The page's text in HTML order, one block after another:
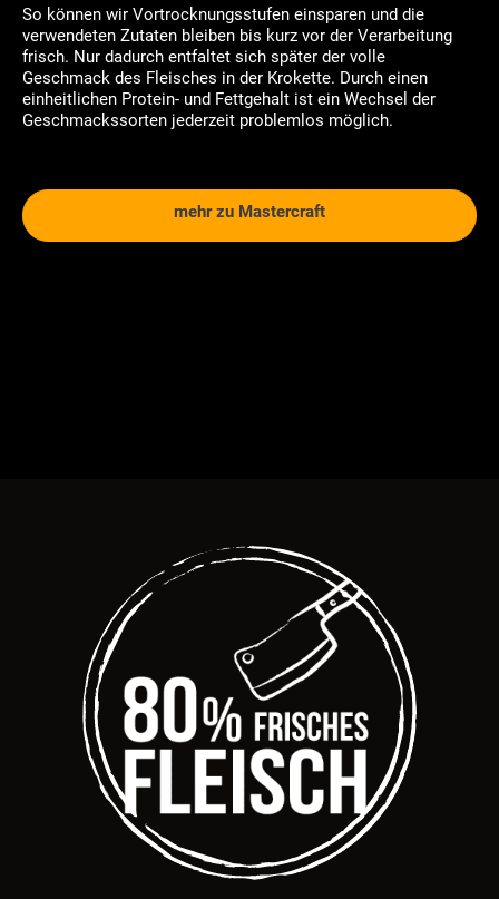
So können wir Vortrocknungsstufen einsparen und die
verwendeten Zutaten bleiben bis kurz vor der Verarbeitung
frisch. Nur dadurch entfaltet sich später der volle
Geschmack des Fleisches in der Krokette. Durch einen
einheitlichen Protein- und Fettgehalt ist ein Wechsel der
Geschmackssorten jederzeit problemlos möglich.
mehr zu Mastercraft